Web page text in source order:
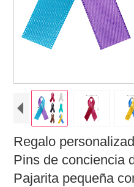
Regalo
Pins de conciencia
Pajarita pequeña